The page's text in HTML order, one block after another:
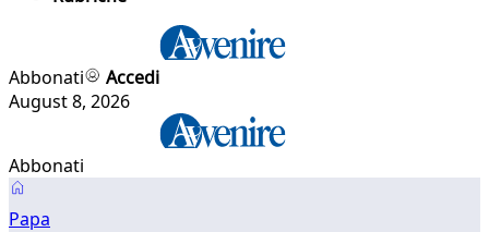
Abbonati
Accedi
August 8, 2026
Abbonati
Papa